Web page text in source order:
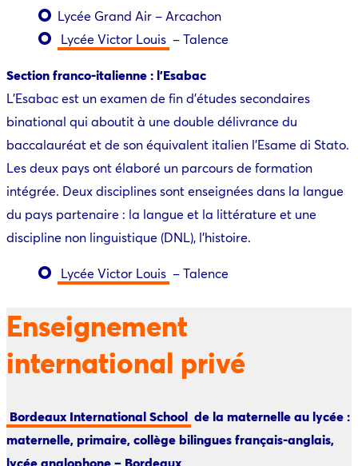
Lycée Grand Air – Arcachon
Lycée Victor Louis – Talence
Section franco-italienne : l’Esabac
L’Esabac est un examen de fin d’études secondaires
binational qui aboutit à une double délivrance du
baccalauréat et de son équivalent italien l’Esame di Stato.
Les deux pays ont élaboré un parcours de formation
intégrée. Deux disciplines sont enseignées dans la langue
du pays partenaire : la langue et la littérature et une
discipline non linguistique (DNL), l’histoire.
Lycée Victor Louis – Talence
Enseignement
international privé
Bordeaux International School de la maternelle au lycée :
maternelle, primaire, collège bilingues français-anglais,